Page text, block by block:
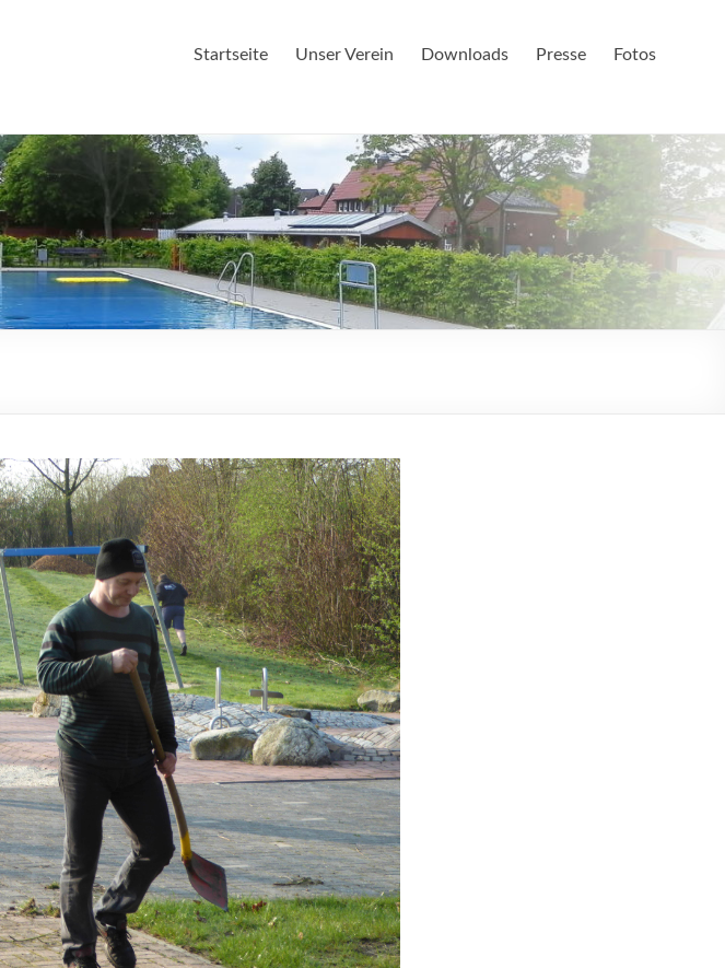
Startseite Unser Verein Downloads Presse Fotos